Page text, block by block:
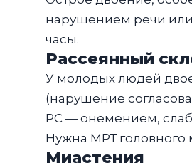
нарушением речи или
часы.
Рассеянный
У молодых людей
(нарушение
РС — онемением,
Нужна МРТ головного
Миастения